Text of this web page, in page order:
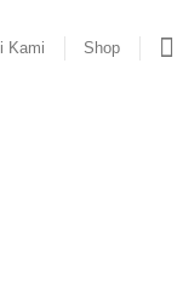
Kami Shop